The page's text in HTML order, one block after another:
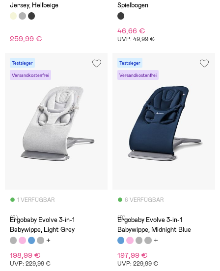
Jersey, Hellbeige
259,99 €
Spielbogen
46,66 €
UVP: 49,99 €
Testsieger
Versandkostenfrei
1 VERFÜGBAR
(9)
Ergobaby Evolve 3-in-1
Babywippe, Light Grey
198,99 €
UVP: 229,99 €
Testsieger
Versandkostenfrei
6 VERFÜGBAR
(9)
Ergobaby Evolve 3-in-1
Babywippe, Midnight Blue
197,99 €
UVP: 229,99 €